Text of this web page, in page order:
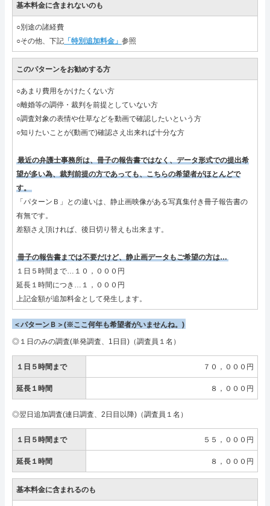
基本料金に含まれないのも
○別途の諸経費
○その他、下記 「特別追加料金」 参照
このパターンをお勧めする方
○あまり費用をかけたくない方
○離婚等の調停・裁判を前提としていない方
○調査対象の表情や仕草などを動画で確認したいという方
○知りたいことが(動画で)確認さえ出来れば十分な方
最近の弁護士事務所は、冊子の報告書ではなく、データ形式での提出希
望が多い為、裁判前提の方であっても、こちらの希望者がほとんどで
す。
「パターンＢ」との違いは、静止画映像がある写真集付き冊子報告書の
有無です。
差額さえ頂ければ、後日切り替えも出来ます。
冊子の報告書までは不要だけど、静止画データもご希望の方は…
１日５時間まで…１０，０００円
延長１時間につき…１，０００円
上記金額が追加料金として発生します。
＜パターンＢ＞(※ここ何年も希望者がいませんね。)
◎１日のみの調査(単発調査、1日目)（調査員１名）
１日５時間まで ７０，０００円
延長１時間 ８，０００円
◎翌日追加調査(連日調査、2日目以降)（調査員１名）
１日５時間まで ５５，０００円
延長１時間 ８，０００円
基本料金に含まれるのも